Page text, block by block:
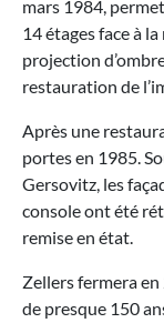
mars 1984,
14 étages face à
projection
restauration de
Après une
portes en 1985.
Gersovitz, les
console ont été
remise en état.
Zellers fermera
de presque 150